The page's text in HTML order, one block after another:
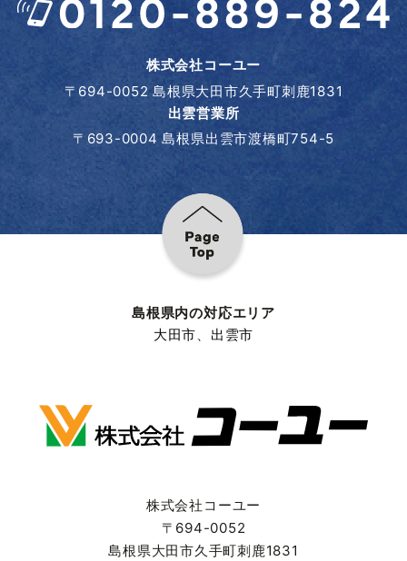
株式会社コーユー
〒694-0052 島根県大田市久手町刺鹿1831
出雲営業所
〒693-0004 島根県出雲市渡橋町754-5
島根県内の対応エリア
大田市、 出雲市
株式会社コーユー
〒694-0052
島根県大田市久手町刺鹿1831